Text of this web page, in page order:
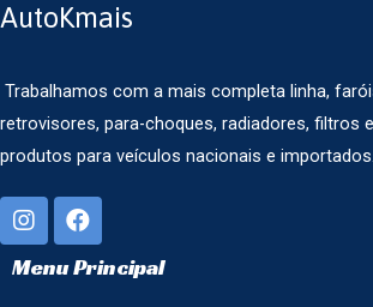
AutoKmais
Trabalhamos com a mais completa linha,
retrovisores, para-choques, radiadores, filtros
produtos para veículos nacionais e importados.
Menu Principal